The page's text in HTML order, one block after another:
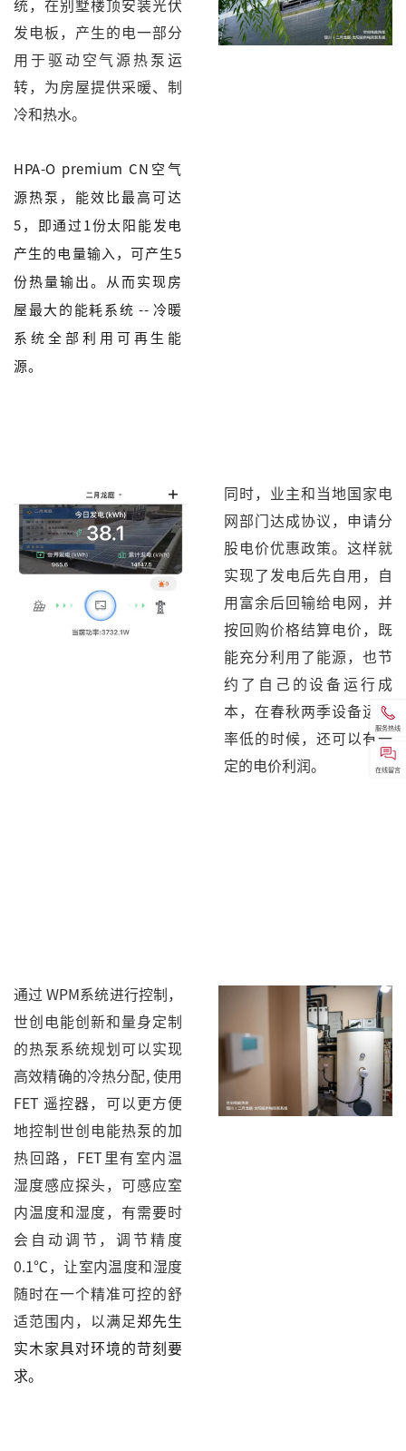
统，在别墅楼顶安装光伏
发电板，产生的电一部分
用于驱动空气源热泵运
转，为房屋提供采暖、制
冷和热水。
HPA-O premium CN空气
源热泵，能效比最高可达
5，即通过1份太阳能发电
产生的电量输入，可产生5
份热量输出。从而实现房
屋最大的能耗系统 -- 冷暖
系统全部利用可再生能
源。
同时，业主和当地国家电
网部门达成协议，申请分
股电价优惠政策。这样就
实现了发电后先自用，自
用富余后回输给电网，并
按回购价格结算电价，既
能充分利用了能源，也节
约了自己的设备运行成
本，在春秋两季设备运行
率低的时候，还可以有一
定的电价利润。
通过 WPM系统进行控制，
世创电能创新和量身定制
的热泵系统规划可以实现
高效精确的冷热分配, 使用
FET 遥控器，可以更方便
地控制世创电能热泵的加
热回路，FET里有室内温
湿度感应探头，可感应室
内温度和湿度，有需要时
会自动调节，调节精度
0.1℃，让室内温度和湿度
随时在一个精准可控的舒
适范围内，以满足郑先生
实木家具对环境的苛刻要
求。
服务热线
在线留言